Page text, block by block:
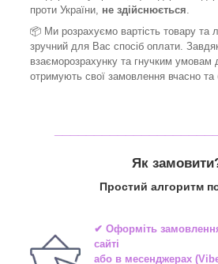
проти України, не здійснюється
📦 Ми розрахуємо вартість товару та
зручний для Вас спосіб оплати.
взаєморозрахунку та гнучким умовам
отримують свої замовлення вчасно та
Як
Простий алгоритм
✔ Оформіть
сайті
або в месенджерах